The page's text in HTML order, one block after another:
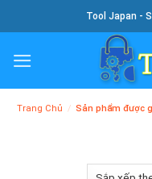
To
Content
Tool Japan -
Trang Chủ / Sản phẩm được